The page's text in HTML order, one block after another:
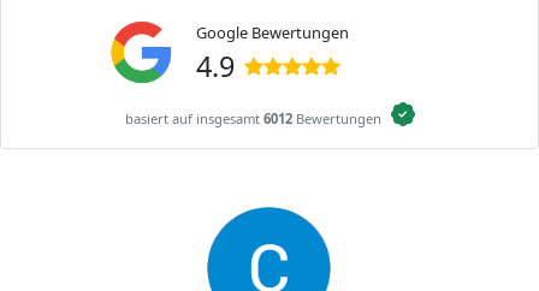
Google Bewertungen
4.9
basiert auf insgesamt 6012Bewertungen